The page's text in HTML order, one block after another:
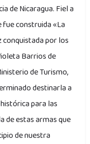
de Nicaragua. Fiel a
fue construida «La
conquistada por los
Barrios de
de Turismo,
destinarla a
para las
de estas armas que
de nuestra